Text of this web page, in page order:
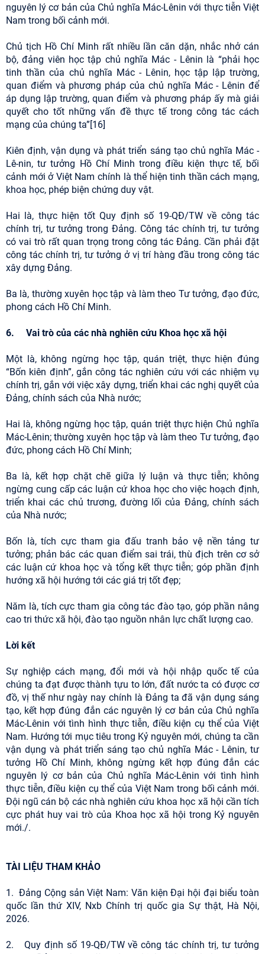
nguyên lý cơ bản của Chủ nghĩa Mác-Lênin với thực tiễn Việt
Nam trong bối cảnh mới.
Chủ tịch Hồ Chí Minh rất nhiều lần căn dặn, nhắc nhở cán
bộ, đảng viên học tập chủ nghĩa Mác - Lênin là “phải học
tinh thần của chủ nghĩa Mác - Lênin, học tập lập trường,
quan điểm và phương pháp của chủ nghĩa Mác - Lênin để
áp dụng lập trường, quan điểm và phương pháp ấy mà giải
quyết cho tốt những vấn đề thực tế trong công tác cách
mạng của chúng ta”[16]
Kiên định, vận dụng và phát triển sáng tạo chủ nghĩa Mác -
Lê-nin, tư tưởng Hồ Chí Minh trong điều kiện thực tế, bối
cảnh mới ở Việt Nam chính là thể hiện tinh thần cách mạng,
khoa học, phép biện chứng duy vật.
Hai là, thực hiện tốt Quy định số 19-QĐ/TW về công tác
chính trị, tư tưởng trong Đảng. Công tác chính trị, tư tưởng
có vai trò rất quan trọng trong công tác Đảng. Cần phải đặt
công tác chính trị, tư tưởng ở vị trí hàng đầu trong công tác
xây dựng Đảng.
Ba là, thường xuyên học tập và làm theo Tư tưởng, đạo đức,
phong cách Hồ Chí Minh.
6. Vai trò của các nhà nghiên cứu Khoa học xã hội
Một là, không ngừng học tập, quán triệt, thực hiện đúng
“Bốn kiên định”, gắn công tác nghiên cứu với các nhiệm vụ
chính trị, gắn với việc xây dựng, triển khai các nghị quyết của
Đảng, chính sách của Nhà nước;
Hai là, không ngừng học tập, quán triệt thực hiện Chủ nghĩa
Mác-Lênin; thường xuyên học tập và làm theo Tư tưởng, đạo
đức, phong cách Hồ Chí Minh;
Ba là, kết hợp chặt chẽ giữa lý luận và thực tiễn; không
ngừng cung cấp các luận cứ khoa học cho việc hoạch định,
triển khai các chủ trương, đường lối của Đảng, chính sách
của Nhà nước;
Bốn là, tích cực tham gia đấu tranh bảo vệ nền tảng tư
tưởng; phản bác các quan điểm sai trái, thù địch trên cơ sở
các luận cứ khoa học và tổng kết thực tiễn; góp phần định
hướng xã hội hướng tới các giá trị tốt đẹp;
Năm là, tích cực tham gia công tác đào tạo, góp phần nâng
cao tri thức xã hội, đào tạo nguồn nhân lực chất lượng cao.
Lời kết
Sự nghiệp cách mạng, đổi mới và hội nhập quốc tế của
chúng ta đạt được thành tựu to lớn, đất nước ta có được cơ
đồ, vị thế như ngày nay chính là Đảng ta đã vận dụng sáng
tạo, kết hợp đúng đắn các nguyên lý cơ bản của Chủ nghĩa
Mác-Lênin với tình hình thực tiễn, điều kiện cụ thể của Việt
Nam. Hướng tới mục tiêu trong Kỷ nguyên mới, chúng ta cần
vận dụng và phát triển sáng tạo chủ nghĩa Mác - Lênin, tư
tưởng Hồ Chí Minh, không ngừng kết hợp đúng đắn các
nguyên lý cơ bản của Chủ nghĩa Mác-Lênin với tình hình
thực tiễn, điều kiện cụ thể của Việt Nam trong bối cảnh mới.
Đội ngũ cán bộ các nhà nghiên cứu khoa học xã hội cần tích
cực phát huy vai trò của Khoa học xã hội trong Kỷ nguyên
mới./.
TÀI LIỆU THAM KHẢO
1. Đảng Cộng sản Việt Nam: Văn kiện Đại hội đại biểu toàn
quốc lần thứ XIV, Nxb Chính trị quốc gia Sự thật, Hà Nội,
2026.
2. Quy định số 19-QĐ/TW về công tác chính trị, tư tưởng